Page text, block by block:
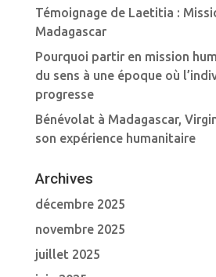
Témoignage de Laetitia :
Madagascar
Pourquoi partir en mission
du sens à une époque où
progresse
Bénévolat à Madagascar,
son expérience humanitaire
Archives
décembre 2025
novembre 2025
juillet 2025